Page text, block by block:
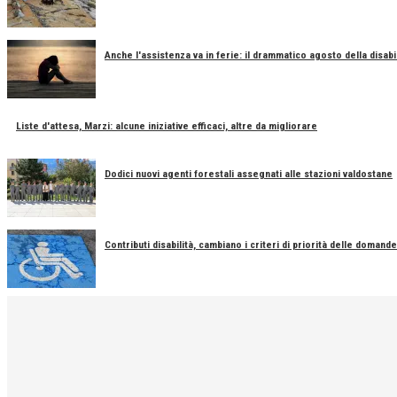
Anche l'assistenza va in ferie: il drammatico agosto della
Liste d'attesa, Marzi: alcune iniziative efficaci, altre da migliorare
Dodici nuovi agenti forestali assegnati alle stazioni valdostane
Contributi disabilità, cambiano i criteri di priorità delle domande